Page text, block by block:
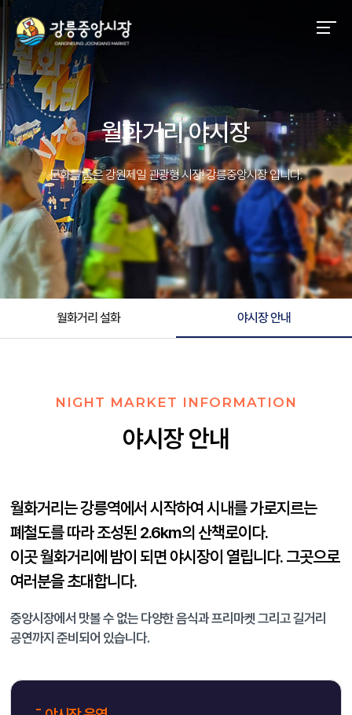
월화거리 야시장
문화를 품은 강원제일 관광형 시장! 강릉중앙시장 입니다.
월화거리 설화 야시장 안내
NIGHT MARKET INFORMATION
야시장 안내
월화거리는 강릉역에서 시작하여 시내를 가로지르는
폐철도를 따라 조성된 2.6km의 산책로이다.
이곳 월화거리에 밤이 되면 야시장이 열립니다. 그곳으로
여러분을 초대합니다.
중앙시장에서 맛볼 수 없는 다양한 음식과 프리마켓 그리고 길거리
공연까지 준비되어 있습니다.